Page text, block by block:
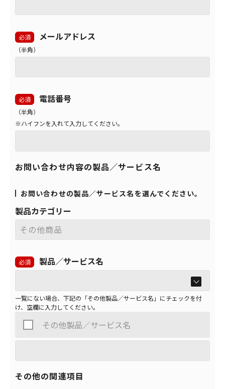
必須 メールアドレス
（半角）
必須 電話番号
（半角）
※ハイフンを入れて入力してください。
お問い合わせ内容の製品／サービス名
お問い合わせの製品／サービス名を選んでください。
製品カテゴリー
必須 製品／サービス名
一覧にない場合、下記の「その他製品／サービス名」にチェックを付
け、空欄に入力してください。
その他製品／サービス名
その他の関連項目